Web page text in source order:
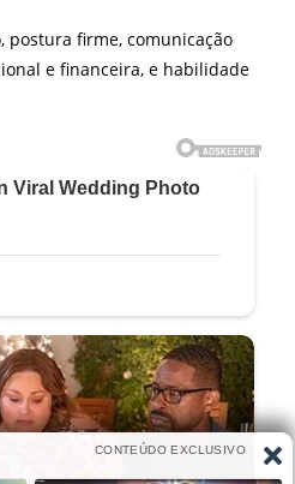
firme, comunicação
e financeira, e habilidade